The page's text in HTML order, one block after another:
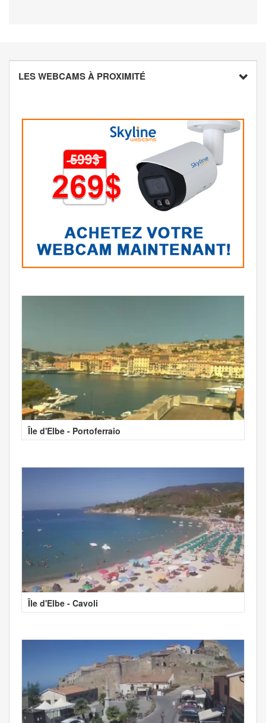
LES WEBCAMS À PROXIMITÉ
Île d'Elbe - Portoferraio
Île d'Elbe - Cavoli